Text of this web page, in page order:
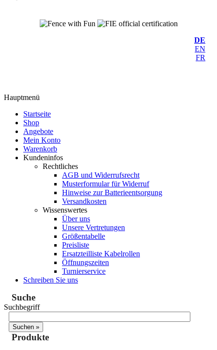
DE
EN
FR
Hauptmenü
Startseite
Shop
Angebote
Mein Konto
Warenkorb
Kundeninfos
Rechtliches
AGB und Widerrufsrecht
Musterformular für Widerruf
Hinweise zur Batterieentsorgung
Versandkosten
Wissenswertes
Über uns
Unsere Vertretungen
Größentabelle
Preisliste
Ersatzteilliste Kabelrollen
Öffnungszeiten
Turnierservice
Schreiben Sie uns
Suche
Suchbegriff
Produkte